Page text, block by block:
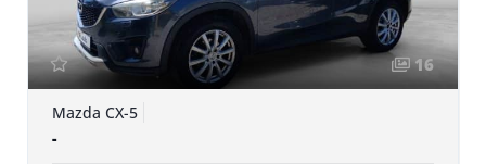
16
Mazda CX-5
-